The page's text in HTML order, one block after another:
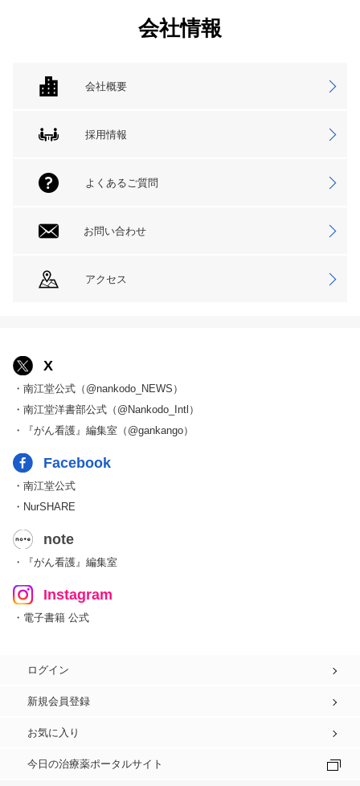
会社情報
会社概要
採用情報
よくあるご質問
お問い合わせ
アクセス
X
・南江堂公式（@nankodo_NEWS）
・南江堂洋書部公式（@Nankodo_Intl）
・『がん看護』編集室（@gankango）
Facebook
・南江堂公式
・NurSHARE
note
・『がん看護』編集室
Instagram
・電子書籍 公式
ログイン
新規会員登録
お気に入り
今日の治療薬ポータルサイト